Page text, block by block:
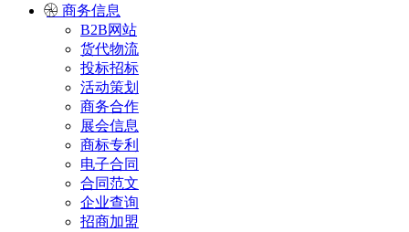
商务信息
B2B网站
货代物流
投标招标
活动策划
商务合作
展会信息
商标专利
电子合同
合同范文
企业查询
招商加盟